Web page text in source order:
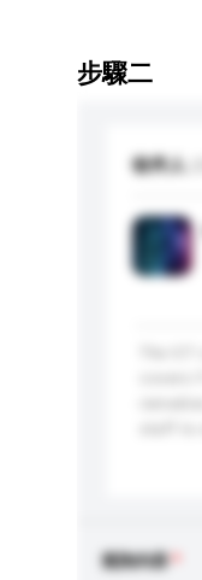
步驟二
收件人
查詢內容